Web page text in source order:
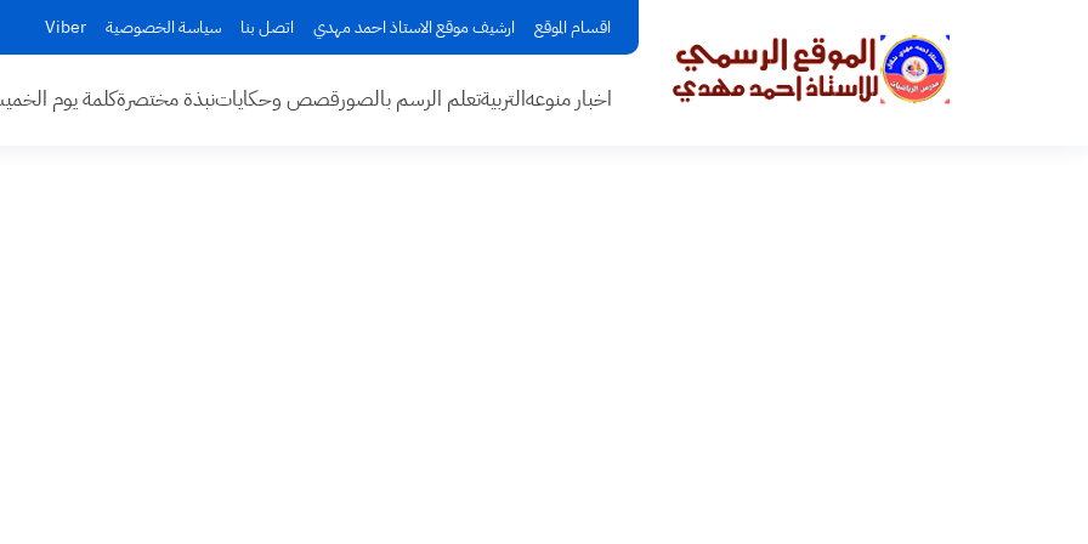
اقسام الموقع ارشيف موقع الاستاذ احمد مهدي اتصل بنا سياسة الخصوصية Viber
اخبار منوعهالتربيةتعلم الرسم بالصورقصص وحكاياتنبذة مختصرةكلمة يوم